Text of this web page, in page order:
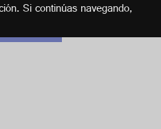
Si continúas navegando,